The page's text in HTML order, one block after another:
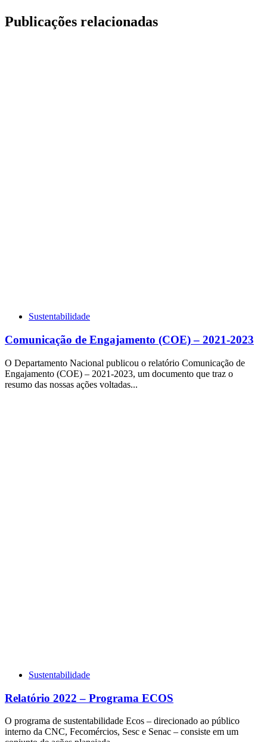
Publicações relacionadas
Sustentabilidade
Comunicação de Engajamento (COE) – 2021-2023
O Departamento Nacional publicou o relatório Comunicação de
Engajamento (COE) – 2021-2023, um documento que traz o
resumo das nossas ações voltadas...
Sustentabilidade
Relatório 2022 – Programa ECOS
O programa de sustentabilidade Ecos – direcionado ao público
interno da CNC, Fecomércios, Sesc e Senac – consiste em um